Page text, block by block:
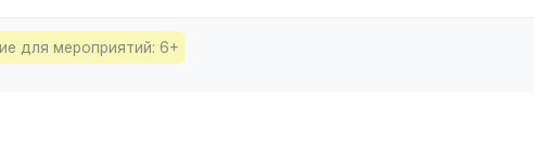
для мероприятий: 6+